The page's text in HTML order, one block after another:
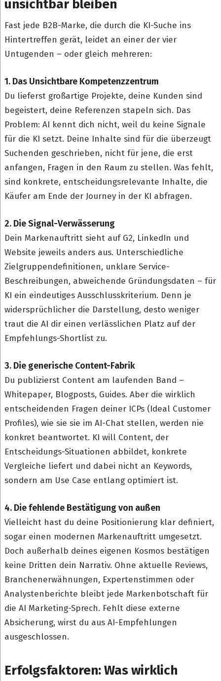
unsichtbar bleiben
Fast jede B2B-Marke, die durch die KI-Suche ins
Hintertreffen gerät, leidet an einer der vier
Untugenden – oder gleich mehreren:
1. Das Unsichtbare Kompetenzzentrum
Du lieferst großartige Projekte, deine Kunden sind
begeistert, deine Referenzen stapeln sich. Das
Problem: AI kennt dich nicht, weil du keine Signale
für die KI setzt. Deine Inhalte sind für die überzeugt
Suchenden geschrieben, nicht für jene, die erst
anfangen, Fragen in den Raum zu stellen. Was fehlt,
sind konkrete, entscheidungsrelevante Inhalte, die
Käufer am Ende der Journey in der KI abfragen.
2. Die Signal-Verwässerung
Dein Markenauftritt sieht auf G2, LinkedIn und
Website jeweils anders aus. Unterschiedliche
Zielgruppendefinitionen, unklare Service-
Beschreibungen, abweichende Gründungsdaten – für
KI ein eindeutiges Ausschlusskriterium. Denn je
widersprüchlicher die Darstellung, desto weniger
traut die AI dir einen verlässlichen Platz auf der
Empfehlungs-Shortlist zu.
3. Die generische Content-Fabrik
Du publizierst Content am laufenden Band –
Whitepaper, Blogposts, Guides. Aber die wirklich
entscheidenden Fragen deiner ICPs (Ideal Customer
Profiles), wie sie sie im AI-Chat stellen, werden nie
konkret beantwortet. KI will Content, der
Entscheidungs-Situationen abbildet, konkrete
Vergleiche liefert und dabei nicht an Keywords,
sondern am Use Case entlang optimiert ist.
4. Die fehlende Bestätigung von außen
Vielleicht hast du deine Positionierung klar definiert,
sogar einen modernen Markenauftritt umgesetzt.
Doch außerhalb deines eigenen Kosmos bestätigen
keine Dritten dein Narrativ. Ohne aktuelle Reviews,
Branchenerwähnungen, Expertenstimmen oder
Analystenberichte bleibt jede Markenbotschaft für
die AI Marketing-Sprech. Fehlt diese externe
Absicherung, wirst du aus AI-Empfehlungen
ausgeschlossen.
Erfolgsfaktoren: Was wirklich